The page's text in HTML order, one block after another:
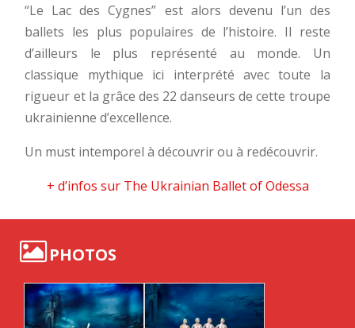
“Le Lac des Cygnes” est alors devenu l’un des
ballets les plus populaires de l’histoire. Il reste
d’ailleurs le plus représenté au monde. Un
classique mythique ici interprété avec toute la
rigueur et la grâce des 22 danseurs de cette troupe
ukrainienne d’excellence.
Un must intemporel à découvrir ou à redécouvrir.
+ d’infos sur The Ukrainian Ballet of Odessa
PHOTOS